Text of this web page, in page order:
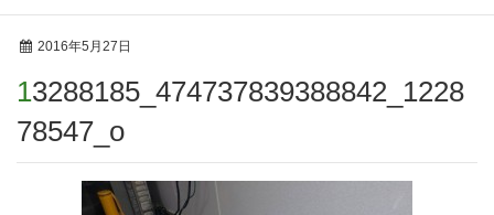
2016年5月27日
13288185_474737839388842_1228
78547_o